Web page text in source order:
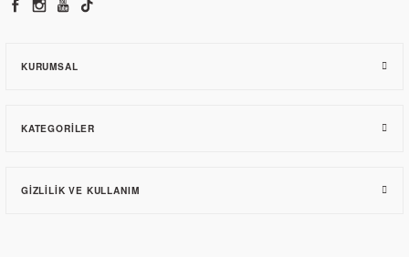
KURUMSAL
KATEGORILER
GIZLILIK VE KULLANIM